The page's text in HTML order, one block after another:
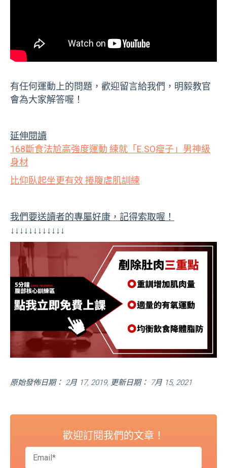
有任何運動上的問題，歡迎留言給我們，明毅教官
會為大家解答喔！
延伸閱讀
168斷食法尬高強度運動 練就「E.SO瘦子」男神級
身材
比仰臥起坐更有效 捲腹虐肌訓練
我們要送讀者的專屬好康，記得索取喔！
↓↓↓↓↓↓↓↓↓↓↓↓
原始發佈日期： 2月 17, 2019, 更新日期： 7月 15, 2021
歡迎訂閱我們的文章！